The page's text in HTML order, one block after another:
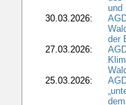
und
30.03.2026:
der
27.03.2026:
25.03.2026: